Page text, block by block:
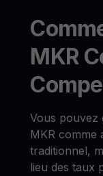
MKR
Vous pouvez
MKR comme
traditionnel,
lieu des taux